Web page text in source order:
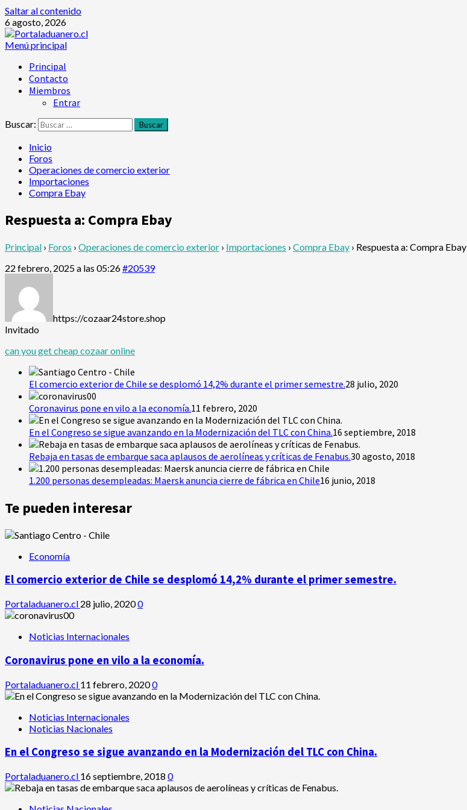
Saltar al contenido
6 agosto, 2026
Menú principal
Principal
Contacto
Miembros
Entrar
Buscar:
Inicio
Foros
Operaciones de comercio exterior
Importaciones
Compra Ebay
Respuesta a: Compra Ebay
Principal › Foros › Operaciones de comercio exterior › Importaciones › Compra Ebay › Respuesta a: Compra Ebay
22 febrero, 2025 a las 05:26#20539
https://cozaar24store.shop
Invitado
can you get cheap cozaar online
El comercio exterior de Chile se desplomó 14,2% durante el primer semestre.28 julio, 2020
Coronavirus pone en vilo a la economía.11 febrero, 2020
En el Congreso se sigue avanzando en la Modernización del TLC con China.16 septiembre, 2018
Rebaja en tasas de embarque saca aplausos de aerolíneas y críticas de Fenabus.30 agosto, 2018
1.200 personas desempleadas: Maersk anuncia cierre de fábrica en Chile16 junio, 2018
Te pueden interesar
Economía
El comercio exterior de Chile se desplomó 14,2% durante el primer semestre.
Portaladuanero.cl 28 julio, 20200
Noticias Internacionales
Coronavirus pone en vilo a la economía.
Portaladuanero.cl 11 febrero, 20200
Noticias Internacionales
Noticias Nacionales
En el Congreso se sigue avanzando en la Modernización del TLC con China.
Portaladuanero.cl 16 septiembre, 2018 0